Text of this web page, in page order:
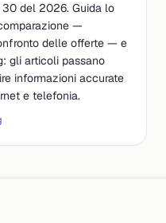
del 2026. Guida lo
—
delle offerte — e
gli articoli passano
informazioni accurate
e telefonia.